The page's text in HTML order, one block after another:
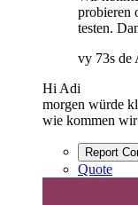
probieren
testen.
vy 73s
Hi Adi
morgen würde
wie kommen
Report
Quote